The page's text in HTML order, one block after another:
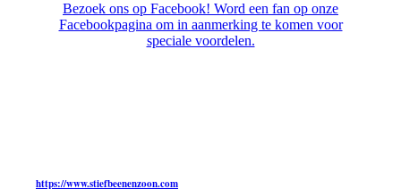
Bezoek ons op Facebook! Word een fan op onze
Facebookpagina om in aanmerking te komen voor
speciale voordelen.
https://www.stiefbeenenzoon.com